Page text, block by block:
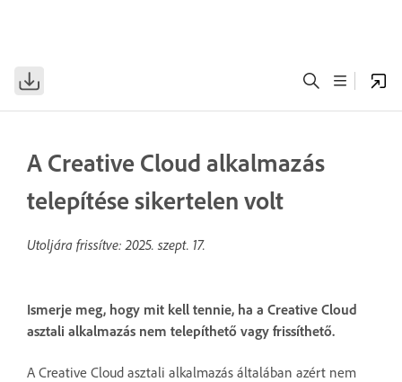
A Creative Cloud alkalmazás
telepítése sikertelen volt
Utoljára frissítve:2025. szept. 17.
Ismerje meg, hogy mit kell tennie, ha a Creative Cloud
asztali alkalmazás nem telepíthető vagy frissíthető.
A Creative Cloud asztali alkalmazás általában azért nem